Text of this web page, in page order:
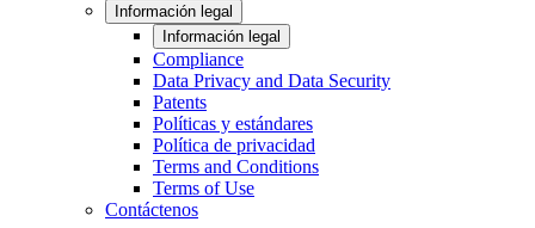
Información legal
Información legal
Compliance
Data Privacy and Data Security
Patents
Políticas y estándares
Política de privacidad
Terms and Conditions
Terms of Use
Contáctenos